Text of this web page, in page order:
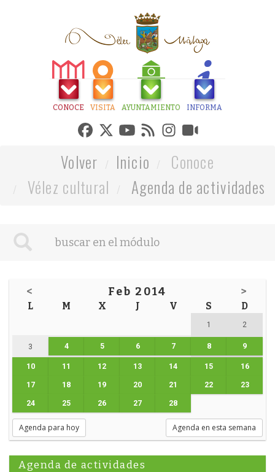
CONOCE VISITA AYUNTAMIENTO INFORMA
Volver Inicio
Conoce
Vélez cultural
Agenda de actividades
< Feb 2014 >
L M X J V S D
1 2
3 4 5 6 7 8 9
10 11 12 13 14 15 16
17 18 19 20 21 22 23
24 25 26 27 28
Agenda para hoy Agenda en esta semana
Agenda de actividades